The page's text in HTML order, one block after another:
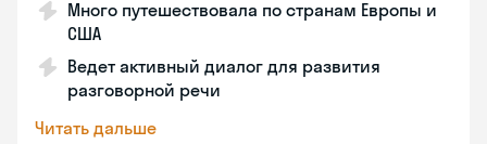
Много путешествовала по странам Европы и
США
Ведет активный диалог для развития
разговорной речи
Читать дальше